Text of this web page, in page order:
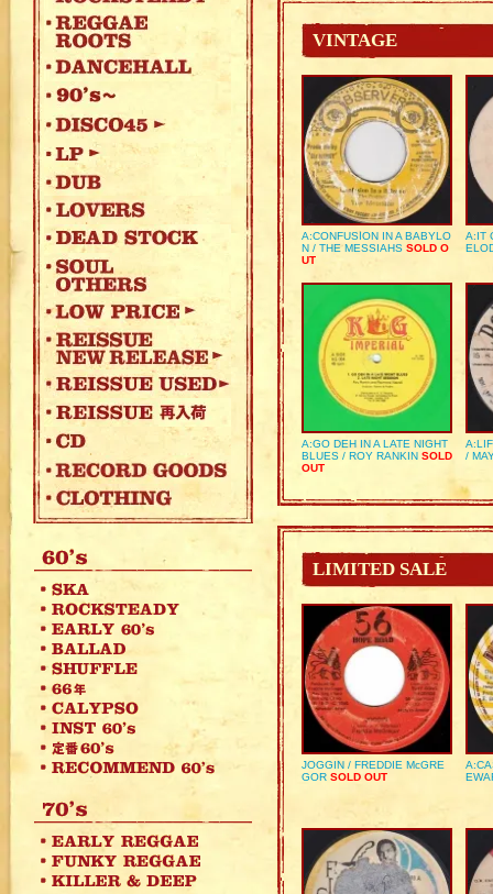
VINTAGE
A:CONFUSION IN A BABYLO
N / THE MESSIAHS SOLD O
UT
A:IT
A:GO DEH IN A LATE NIGHT
BLUES / ROY RANKIN SOLD
OUT
/
LIMITED SALE
JOGGIN / FREDDIE McGRE
GOR SOLD OUT